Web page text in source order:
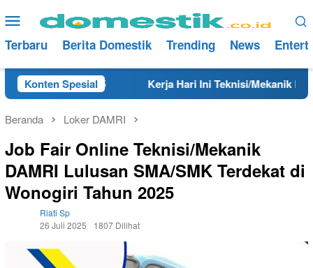
ke
konten
Menu
Mobile
Terbaru Berita Domestik Trending News
Konten Spesial
2025 Kerja Hari Ini Teknisi/Mekanik DAMRI
Beranda Loker DAMRI
Job Fair Online Teknisi/Mekanik
DAMRI Lulusan SMA/SMK Terdekat di
Wonogiri Tahun 2025
Riati Sp
26 Juli 2025
1807 Dilihat